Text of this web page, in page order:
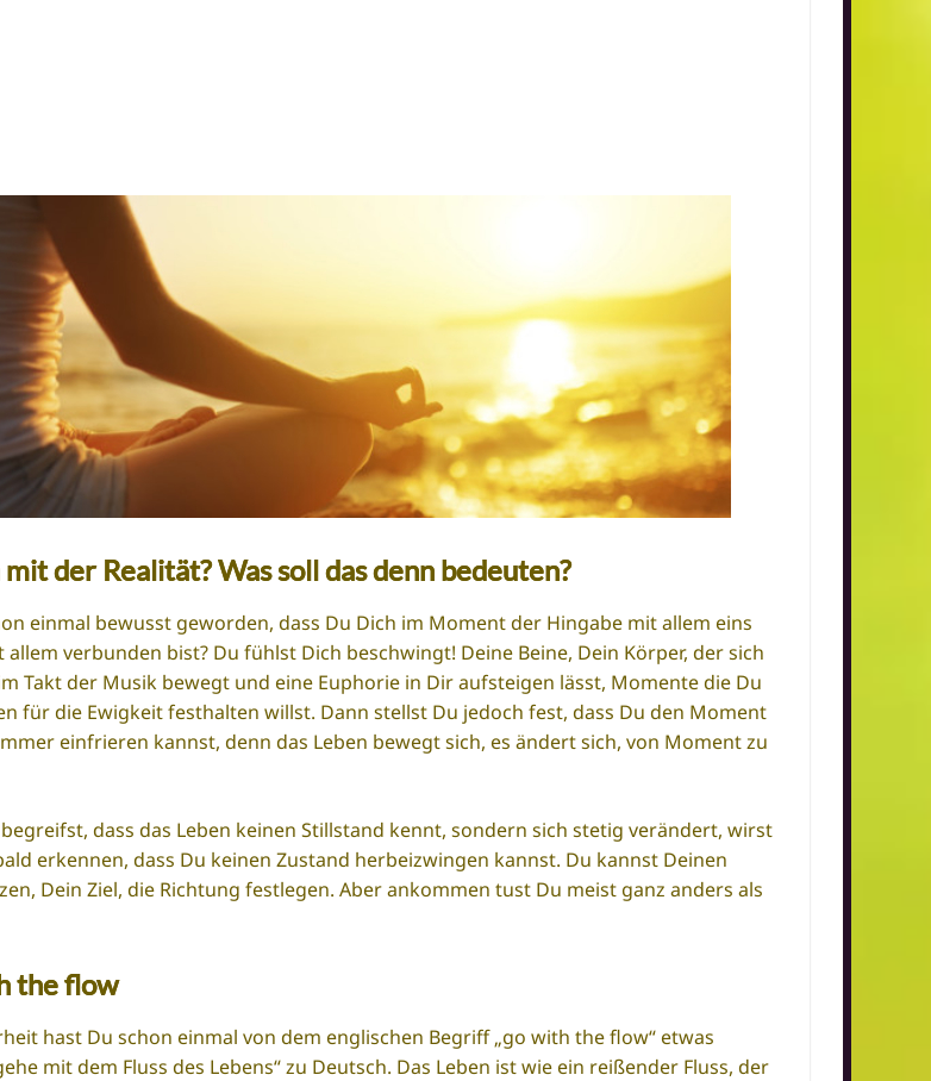
mit der Realität? Was soll das denn bedeuten?
einmal bewusst geworden, dass Du Dich im Moment der Hingabe mit allem eins
verbunden bist? Du fühlst Dich beschwingt! Deine Beine, Dein Körper, der sich
Takt der Musik bewegt und eine Euphorie in Dir aufsteigen lässt, Momente die Du
für die Ewigkeit festhalten willst. Dann stellst Du jedoch fest, dass Du den Moment
einfrieren kannst, denn das Leben bewegt sich, es ändert sich, von Moment zu
dass das Leben keinen Stillstand kennt, sondern sich stetig verändert, wirst
erkennen, dass Du keinen Zustand herbeizwingen kannst. Du kannst Deinen
Dein Ziel, die Richtung festlegen. Aber ankommen tust Du meist ganz anders als
the flow
hast Du schon einmal von dem englischen Begriff „go with the flow“ etwas
mit dem Fluss des Lebens“ zu Deutsch. Das Leben ist wie ein reißender Fluss, der